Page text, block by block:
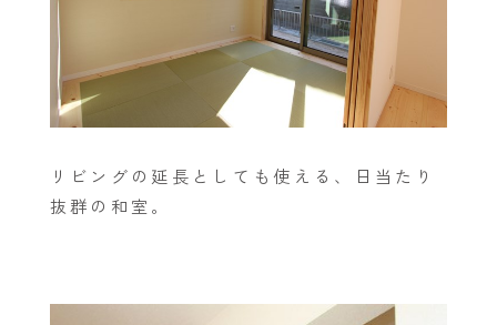
リビングの延長としても使える、日当たり
抜群の和室。